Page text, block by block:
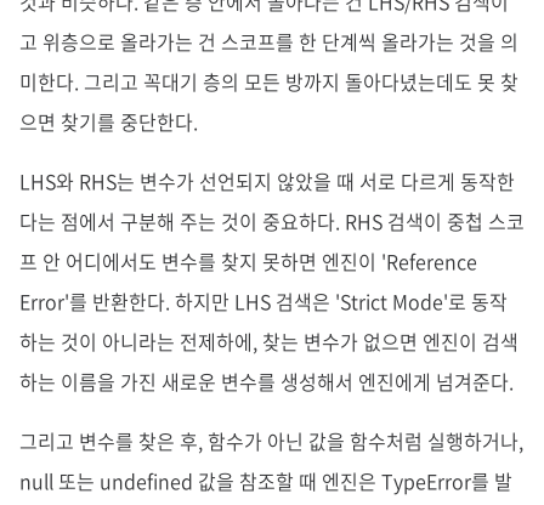
고 위층으로 올라가는 건 스코프를 한 단계씩 올라가는 것을 의
미한다. 그리고 꼭대기 층의 모든 방까지 돌아다녔는데도 못 찾
으면 찾기를 중단한다.
LHS와 RHS는 변수가 선언되지 않았을 때 서로 다르게 동작한
다는 점에서 구분해 주는 것이 중요하다. RHS 검색이 중첩 스코
프 안 어디에서도 변수를 찾지 못하면 엔진이 'Reference
Error'를 반환한다. 하지만 LHS 검색은 'Strict Mode'로 동작
하는 것이 아니라는 전제하에, 찾는 변수가 없으면 엔진이 검색
하는 이름을 가진 새로운 변수를 생성해서 엔진에게 넘겨준다.
그리고 변수를 찾은 후, 함수가 아닌 값을 함수처럼 실행하거나,
null 또는 undefined 값을 참조할 때 엔진은 TypeError를 발